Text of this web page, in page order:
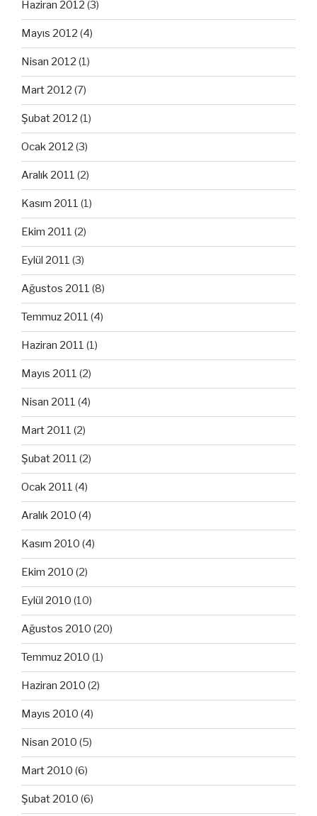
Haziran 2012 (3)
Mayıs 2012 (4)
Nisan 2012 (1)
Mart 2012 (7)
Şubat 2012 (1)
Ocak 2012 (3)
Aralık 2011 (2)
Kasım 2011 (1)
Ekim 2011 (2)
Eylül 2011 (3)
Ağustos 2011 (8)
Temmuz 2011 (4)
Haziran 2011 (1)
Mayıs 2011 (2)
Nisan 2011 (4)
Mart 2011 (2)
Şubat 2011 (2)
Ocak 2011 (4)
Aralık 2010 (4)
Kasım 2010 (4)
Ekim 2010 (2)
Eylül 2010 (10)
Ağustos 2010 (20)
Temmuz 2010 (1)
Haziran 2010 (2)
Mayıs 2010 (4)
Nisan 2010 (5)
Mart 2010 (6)
Şubat 2010 (6)